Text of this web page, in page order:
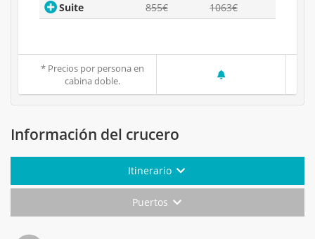
Suite 855€ 1063€
* Precios por persona en
cabina doble.
Información del crucero
Itinerario
Puertos